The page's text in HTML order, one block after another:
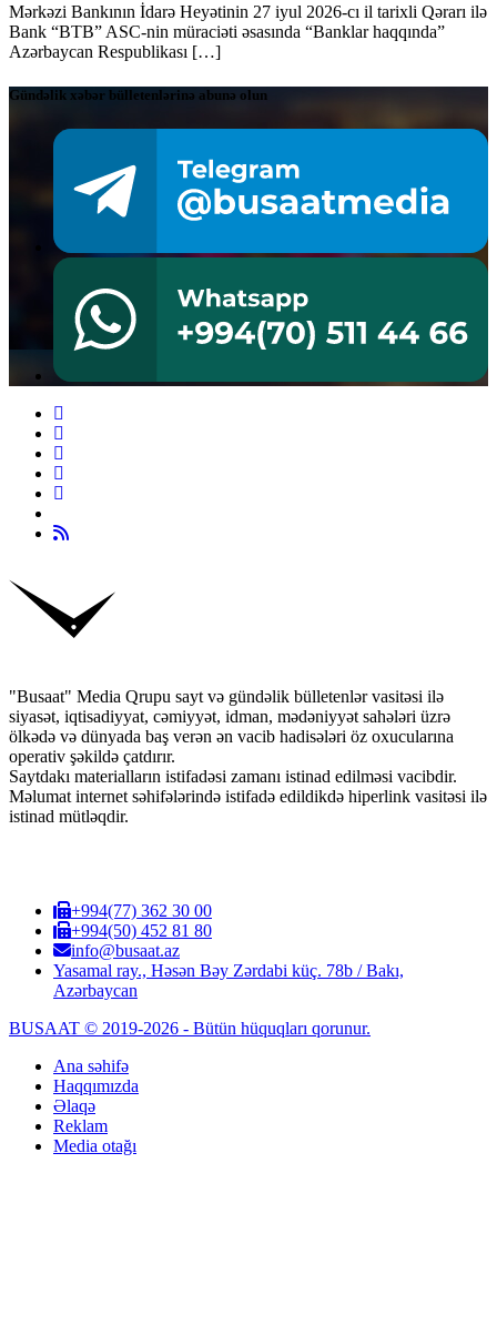
Mərkəzi Bankının İdarə Heyətinin 27 iyul 2026-cı il tarixli Qərarı ilə
Bank “BTB” ASC-nin müraciəti əsasında “Banklar haqqında”
Azərbaycan Respublikası […]
Gündəlik xəbər bülletenlərinə abunə olun
"Busaat" Media Qrupu sayt və gündəlik bülletenlər vasitəsi ilə
siyasət, iqtisadiyyat, cəmiyyət, idman, mədəniyyət sahələri üzrə
ölkədə və dünyada baş verən ən vacib hadisələri öz oxucularına
operativ şəkildə çatdırır.
Saytdakı materialların istifadəsi zamanı istinad edilməsi vacibdir.
Məlumat internet səhifələrində istifadə edildikdə hiperlink vasitəsi ilə
istinad mütləqdir.
+994(77) 362 30 00
+994(50) 452 81 80
info@busaat.az
Yasamal ray., Həsən Bəy Zərdabi küç. 78b / Bakı,
Azərbaycan
BUSAAT © 2019-2026 - Bütün hüquqları qorunur.
Ana səhifə
Haqqımızda
Əlaqə
Reklam
Media otağı